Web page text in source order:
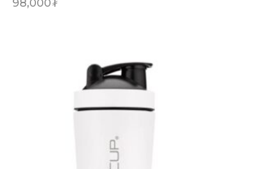
98,000₮